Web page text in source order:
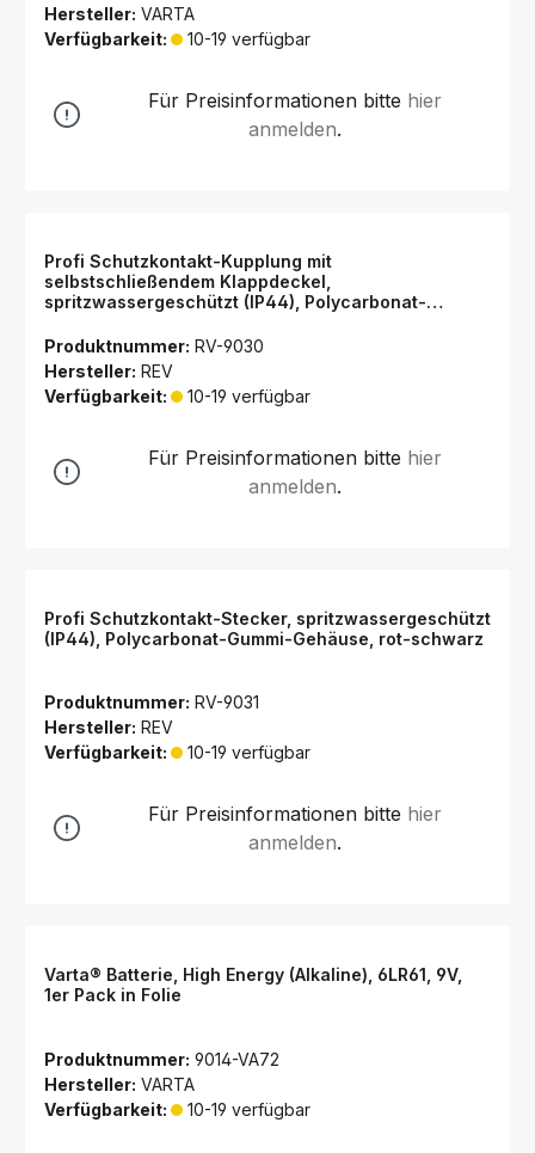
Hersteller: VARTA
Verfügbarkeit:
10-19 verfügbar
Für Preisinformationen bitte hier
anmelden.
Profi Schutzkontakt-Kupplung mit
selbstschließendem Klappdeckel,
spritzwassergeschützt (IP44), Polycarbonat-
Produktnummer: RV-9030
Hersteller: REV
Verfügbarkeit:
10-19 verfügbar
Für Preisinformationen bitte hier
anmelden.
Profi Schutzkontakt-Stecker, spritzwassergeschützt
(IP44), Polycarbonat-Gummi-Gehäuse, rot-schwarz
Produktnummer: RV-9031
Hersteller: REV
Verfügbarkeit:
10-19 verfügbar
Für Preisinformationen bitte hier
anmelden.
Varta® Batterie, High Energy (Alkaline), 6LR61, 9V,
1er Pack in Folie
Produktnummer: 9014-VA72
Hersteller: VARTA
Verfügbarkeit:
10-19 verfügbar